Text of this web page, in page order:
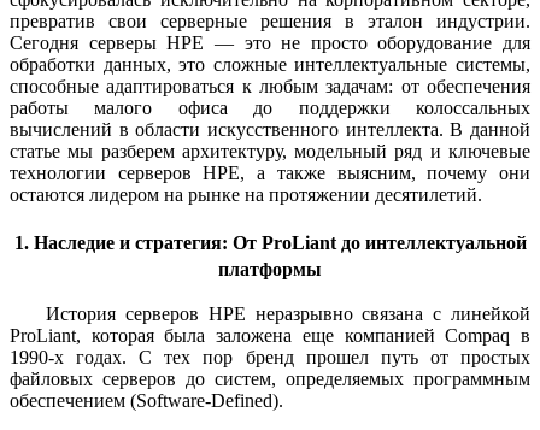
превратив свои серверные решения в эталон индустрии.
Сегодня серверы HPE — это не просто оборудование для
обработки данных, это сложные интеллектуальные системы,
способные адаптироваться к любым задачам: от обеспечения
работы малого офиса до поддержки колоссальных
вычислений в области искусственного интеллекта.В данной
статье мы разберем архитектуру, модельный ряд и ключевые
технологии серверов HPE, а также выясним, почему они
остаются лидером на рынке на протяжении десятилетий.
1. Наследие и стратегия: От ProLiant до интеллектуальной
платформы
История серверов HPE неразрывно связана с линейкой
ProLiant, которая была заложена еще компанией Compaq в
1990-х годах. С тех пор бренд прошел путь от простых
файловых серверов до систем, определяемых программным
обеспечением (Software-Defined).